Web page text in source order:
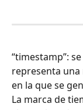
“timestamp”:
representa
en la que se
La marca de